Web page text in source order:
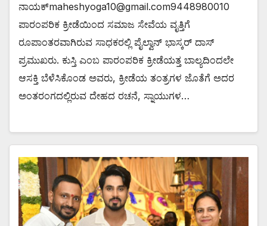
ನಾಯಕ್maheshyoga10@gmail.com9448980010
ಪಾರಂಪರಿಕ ಕ್ರೀಡೆಯಿಂದ ಸಮಾಜ ಸೇವೆಯ ವೃತ್ತಿಗೆ
ರೂಪಾಂತರವಾಗಿರುವ ಸಾಧಕರಲ್ಲಿ ಪೈಲ್ವಾನ್ ಭಾಸ್ಕರ್ ದಾಸ್
ಪ್ರಮುಖರು. ಕುಸ್ತಿ ಎಂಬ ಪಾರಂಪರಿಕ ಕ್ರೀಡೆಯತ್ತ ಬಾಲ್ಯದಿಂದಲೇ
ಆಸಕ್ತಿ ಬೆಳೆಸಿಕೊಂಡ ಅವರು, ಕ್ರೀಡೆಯ ತಂತ್ರಗಳ ಜೊತೆಗೆ ಅದರ
ಅಂತರಂಗದಲ್ಲಿರುವ ದೇಹದ ರಚನೆ, ಸ್ನಾಯುಗಳ…